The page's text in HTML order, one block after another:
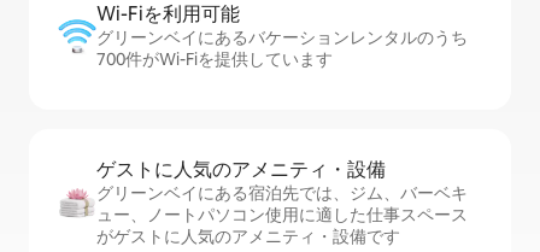
Wi-Fiを利⁠用⁠可⁠能
グリーンベイにあるバケーションレンタルのうち
700件がWi-Fiを提供しています
ゲストに人⁠気⁠のア⁠メ⁠ニ⁠テ⁠ィ・設⁠備
グリーンベイにある宿泊先では、ジム、バーベキ
ュー、ノートパソコン使用に適した仕事スペース
がゲストに人気のアメニティ・設備です